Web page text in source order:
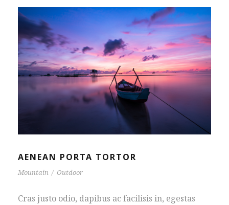
AENEAN PORTA TORTOR
Mountain / Outdoor
Cras justo odio, dapibus ac facilisis in, egestas